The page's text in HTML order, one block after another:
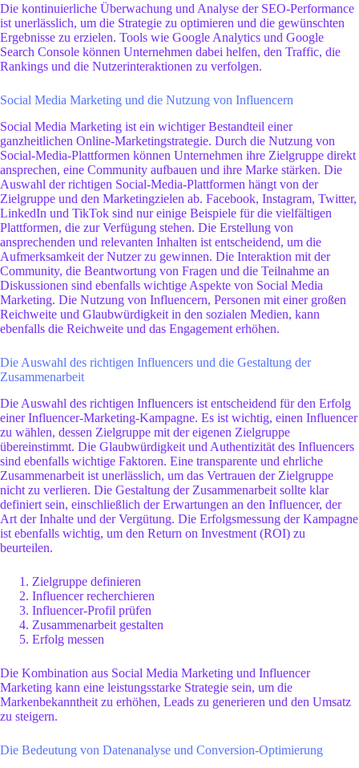
Die kontinuierliche Überwachung und Analyse der SEO-Performance
ist unerlässlich, um die Strategie zu optimieren und die gewünschten
Ergebnisse zu erzielen. Tools wie Google Analytics und Google
Search Console können Unternehmen dabei helfen, den Traffic, die
Rankings und die Nutzerinteraktionen zu verfolgen.
Social Media Marketing und die Nutzung von Influencern
Social Media Marketing ist ein wichtiger Bestandteil einer
ganzheitlichen Online-Marketingstrategie. Durch die Nutzung von
Social-Media-Plattformen können Unternehmen ihre Zielgruppe direkt
ansprechen, eine Community aufbauen und ihre Marke stärken. Die
Auswahl der richtigen Social-Media-Plattformen hängt von der
Zielgruppe und den Marketingzielen ab. Facebook, Instagram, Twitter,
LinkedIn und TikTok sind nur einige Beispiele für die vielfältigen
Plattformen, die zur Verfügung stehen. Die Erstellung von
ansprechenden und relevanten Inhalten ist entscheidend, um die
Aufmerksamkeit der Nutzer zu gewinnen. Die Interaktion mit der
Community, die Beantwortung von Fragen und die Teilnahme an
Diskussionen sind ebenfalls wichtige Aspekte von Social Media
Marketing. Die Nutzung von Influencern, Personen mit einer großen
Reichweite und Glaubwürdigkeit in den sozialen Medien, kann
ebenfalls die Reichweite und das Engagement erhöhen.
Die Auswahl des richtigen Influencers und die Gestaltung der
Zusammenarbeit
Die Auswahl des richtigen Influencers ist entscheidend für den Erfolg
einer Influencer-Marketing-Kampagne. Es ist wichtig, einen Influencer
zu wählen, dessen Zielgruppe mit der eigenen Zielgruppe
übereinstimmt. Die Glaubwürdigkeit und Authentizität des Influencers
sind ebenfalls wichtige Faktoren. Eine transparente und ehrliche
Zusammenarbeit ist unerlässlich, um das Vertrauen der Zielgruppe
nicht zu verlieren. Die Gestaltung der Zusammenarbeit sollte klar
definiert sein, einschließlich der Erwartungen an den Influencer, der
Art der Inhalte und der Vergütung. Die Erfolgsmessung der Kampagne
ist ebenfalls wichtig, um den Return on Investment (ROI) zu
beurteilen.
Zielgruppe definieren
Influencer recherchieren
Influencer-Profil prüfen
Zusammenarbeit gestalten
Erfolg messen
Die Kombination aus Social Media Marketing und Influencer
Marketing kann eine leistungsstarke Strategie sein, um die
Markenbekanntheit zu erhöhen, Leads zu generieren und den Umsatz
zu steigern.
Die Bedeutung von Datenanalyse und Conversion-Optimierung